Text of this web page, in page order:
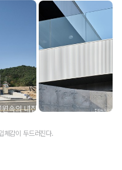
체감이 두드러진다.